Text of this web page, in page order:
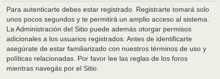
Para autenticarte debes estar registrado. Registrarte tomará solo
unos pocos segundos y te permitirá un amplio acceso al sistema.
La Administración del Sitio puede además otorgar permisos
adicionales a los usuarios registrados. Antes de identificarte
asegúrate de estar familiarizado con nuestros términos de uso y
políticas relacionadas. Por favor lee las reglas de los foros
mientras navegás por el Sitio.